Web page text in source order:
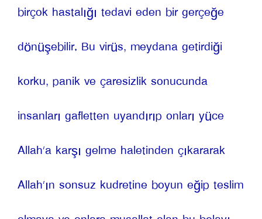
birçok hastalığı tedavi eden bir gerçeğe
dönüşebilir. Bu virüs, meydana getirdiği
korku, panik ve çaresizlik sonucunda
insanları gafletten uyandırıp onları yüce
Allah’a karşı gelme haletinden çıkararak
Allah’ın sonsuz kudretine boyun eğip teslim